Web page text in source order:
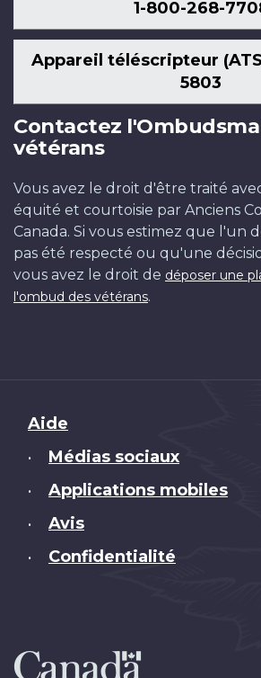
1-800-268-
Appareil téléscripteur
5803
Contactez
vétérans
Vous avez le droit d'être traité
équité et courtoisie par Anciens
Canada. Si vous estimez que l'un
pas été respecté ou qu'une
vous avez le droit de déposer une
l'ombud des vétérans.
Brand
Aide
• Médias sociaux
• Applications mobiles
• Avis
• Confidentialité